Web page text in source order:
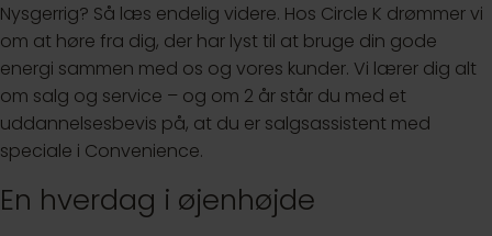
Nysgerrig? Så læs endelig videre. Hos Circle K drømmer vi
om at høre fra dig, der har lyst til at bruge din gode
energi sammen med os og vores kunder. Vi lærer dig alt
om salg og service – og om 2 år står du med et
uddannelsesbevis på, at du er salgsassistent med
speciale i Convenience.
En hverdag i øjenhøjde